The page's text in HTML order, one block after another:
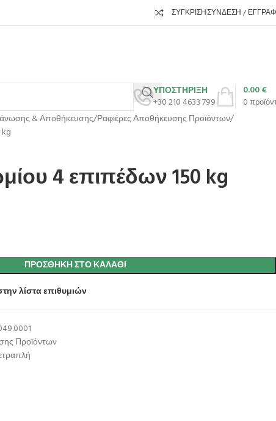
ΣΎΓΚΡΙΣΗΣΎΝΔΕΣΗ /
ΥΠΟΣΤΗΡΙΞΗ
+30 210 4633 799
0
0.00€
& Αποθήκευσης Ραφιέρες Αποθήκευσης Προϊόντων
4 επιπέδων 150 kg
ΠΡΟΣΘΉΚΗ ΣΤΟ ΚΑΛΆΘΙ
λίστα επιθυμιών
Προϊόντων